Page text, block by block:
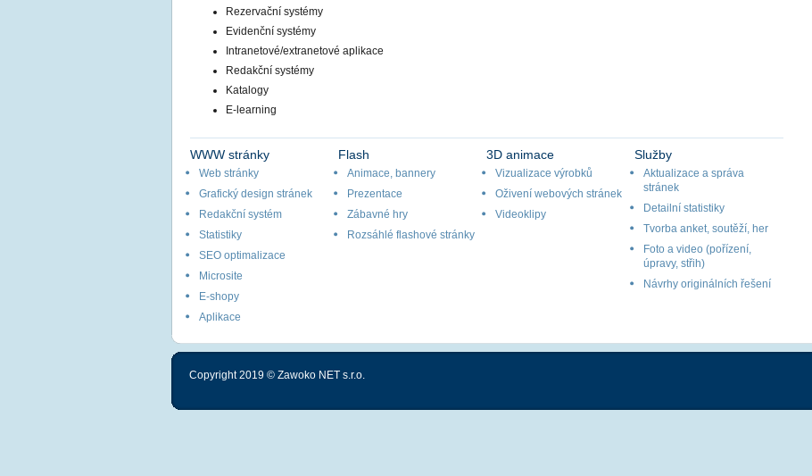
Rezervační systémy
Evidenční systémy
Intranetové/extranetové aplikace
Redakční systémy
Katalogy
E-learning
WWW stránky
Web stránky
Grafický design stránek
Redakční systém
Statistiky
SEO optimalizace
Microsite
E-shopy
Aplikace
Flash
Animace, bannery
Prezentace
Zábavné hry
Rozsáhlé flashové stránky
3D animace
Vizualizace výrobků
Oživení webových stránek
Videoklipy
Služby
Aktualizace a správa
stránek
Detailní statistiky
Tvorba anket, soutěží, her
Foto a video (pořízení,
úpravy, střih)
Návrhy originálních řešení
Copyright 2019 © Zawoko NET s.r.o.